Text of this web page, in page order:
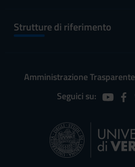
Strutture di riferimento
Amministrazione Trasparente
Seguici su: